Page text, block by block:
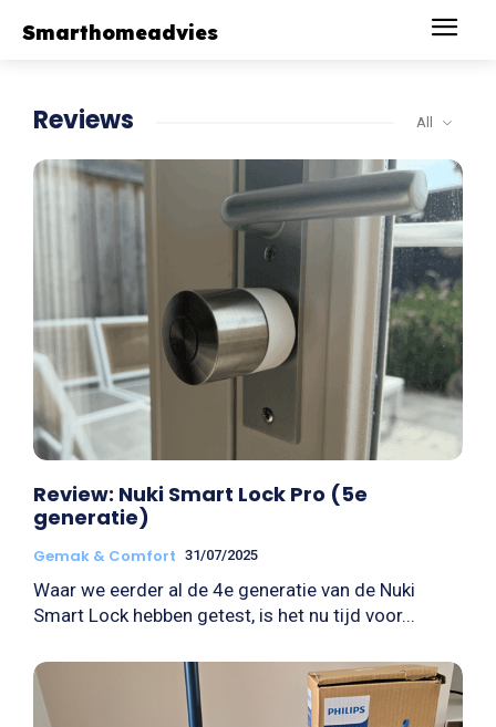
Smarthomeadvies
Reviews All
Review: Nuki Smart Lock Pro (5e
generatie)
Gemak & Comfort 31/07/2025
Waar we eerder al de 4e generatie van de Nuki
Smart Lock hebben getest, is het nu tijd voor...